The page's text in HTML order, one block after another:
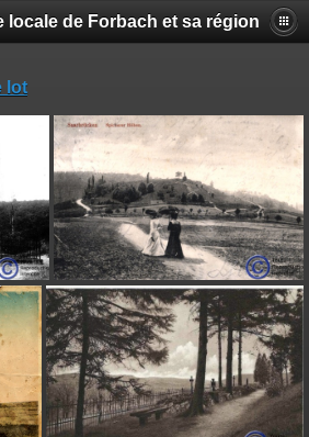
locale de Forbach et sa région
lot